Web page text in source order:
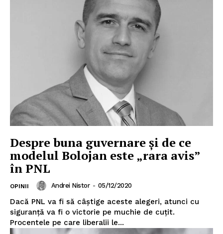
Un proiect
FREEDOM HOUSE ROMÂNIA
Despre buna guvernare și de ce
modelul Bolojan este „rara avis”
în PNL
OPINII Andrei Nistor - 05/12/2020
Dacă PNL va fi să câștige aceste alegeri, atunci cu
siguranță va fi o victorie pe muchie de cuțit.
Procentele pe care liberalii le...